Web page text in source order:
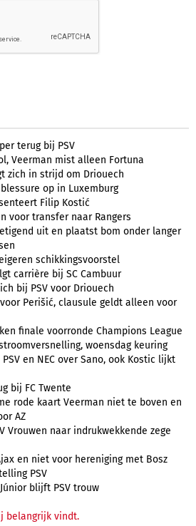
terug bij PSV
Veerman mist alleen Fortuna
zich in strijd om Driouech
op in Luxemburg
Filip Kostić
voor transfer naar Rangers
uit en plaatst bom onder langer
schikkingsvoorstel
carrière bij SC Cambuur
bij PSV voor Driouech
Perišić, clausule geldt alleen voor
finale voorronde Champions League
woensdag keuring
en NEC over Sano, ook Kostic lijkt
bij FC Twente
rode kaart Veerman niet te boven en
AZ
Vrouwen naar indrukwekkende zege
en niet voor hereniging met Bosz
PSV
blijft PSV trouw
belangrijk vindt.